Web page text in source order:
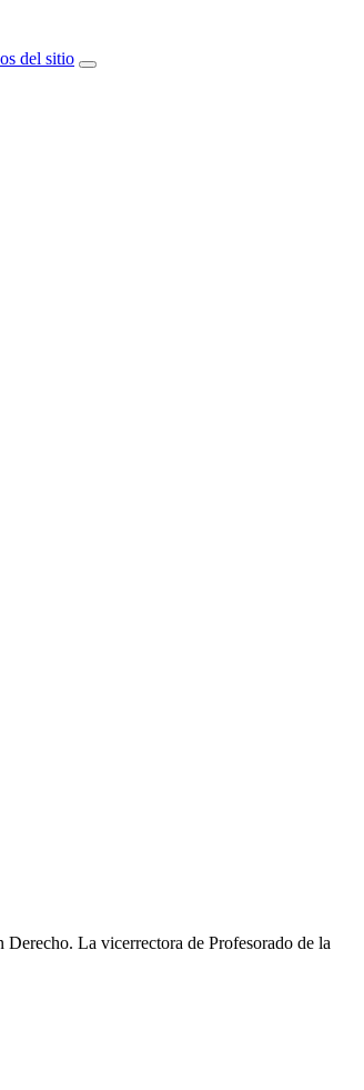
del sitio
La vicerrectora de Profesorado de la